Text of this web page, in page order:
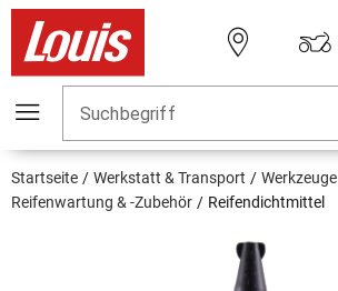
Suchbegriff
Startseite Werkstatt & Transport
Werkzeuge
Reifenwartung & -Zubehör
Reifendichtmittel